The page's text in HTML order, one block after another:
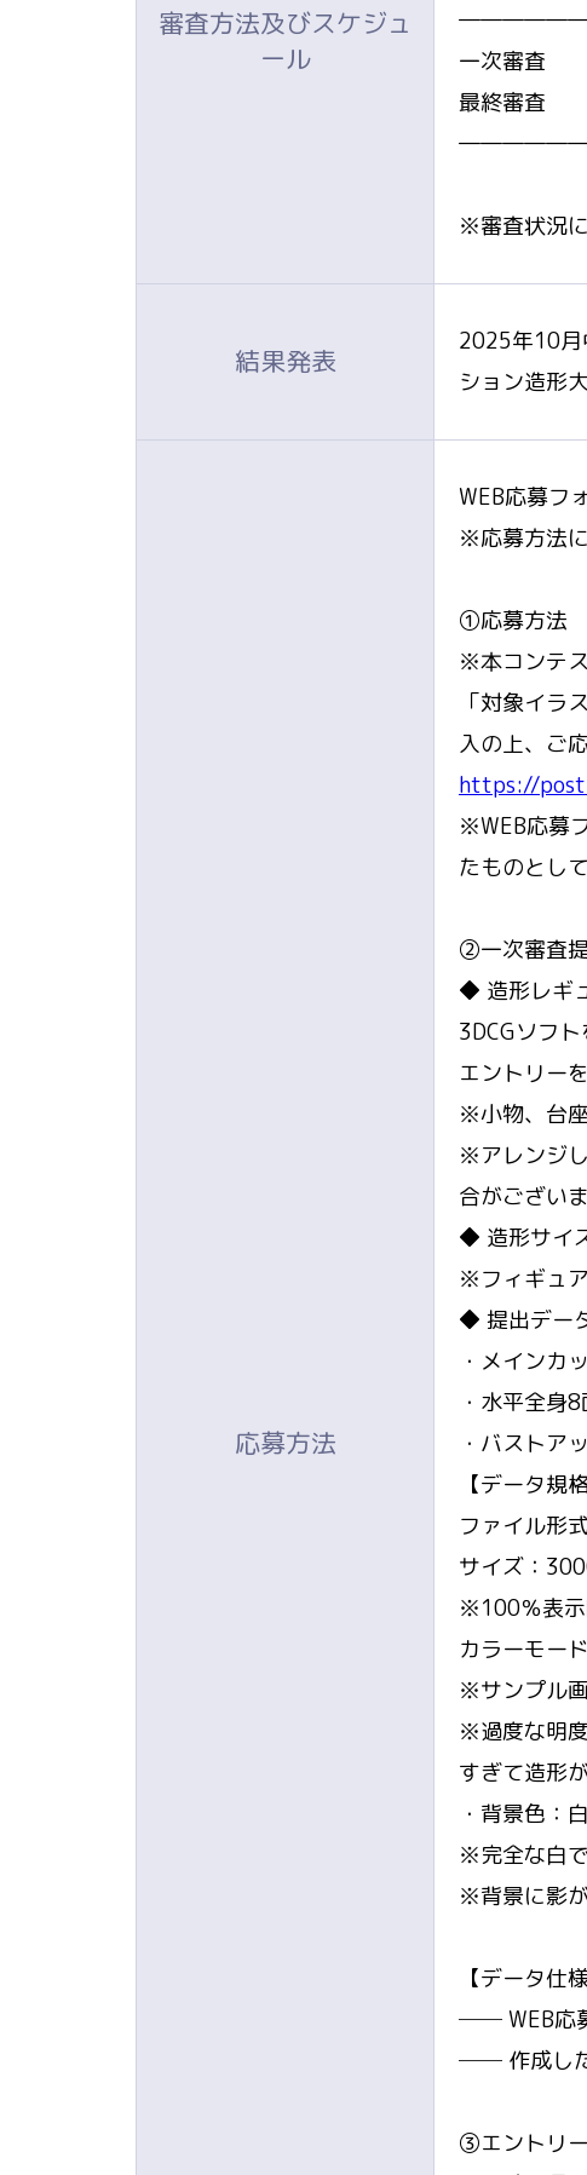
審査方法及びスケジュ
ール
一次審査
最終審査
※審査状況
結果発表
2025年10月
ション造形
応募方法
WEB応募フ
※応募方法
①応募方法
※本コンテ
「対象イラ
入の上、ご
https://
※WEB応募
たものとし
②一次審査
◆ 造形レギ
3DCGソフ
エントリー
※小物、台
※アレンジ
合がございま
◆ 造形サイ
※フィギュ
◆ 提出デー
・メインカ
・水平全身
・バストア
【データ規格
ファイル形
サイズ：
※100％表示
カラーモー
※サンプル
※過度な明
すぎて造形
・背景色：白
※完全な白
※背景に影
【データ仕
── WEB応
── 作成した
③エントリ